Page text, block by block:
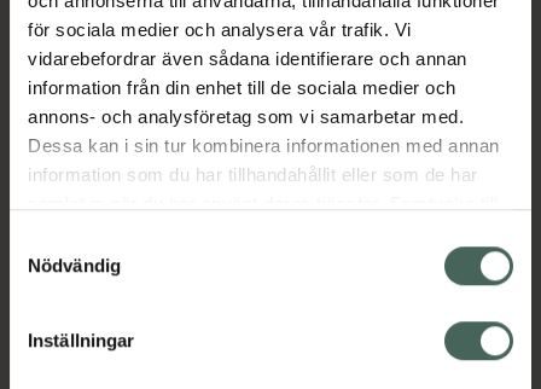
för sociala medier och analysera vår trafik. Vi
vidarebefordrar även sådana identifierare och annan
information från din enhet till de sociala medier och
annons- och analysföretag som vi samarbetar med.
Dessa kan i sin tur kombinera informationen med annan
information som du har tillhandahållit eller som de har
återkalla ditt samtycke via webbplatsens
cookieinställningar. Ett återkallat samtycke påverkar inte
lagligheten av behandling som skett innan återkallelsen.
Nödvändig
Inställningar
Beskrivning Dölj
Läs alltid bipacksedeln innan
användning.
EAN:
07319904737510
Bipacksedel från FASS Visa